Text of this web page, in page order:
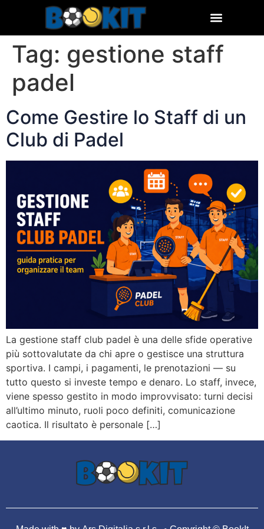
Tag: gestione staff
padel
Come Gestire lo Staff di un
Club di Padel
La gestione staff club padel è una delle sfide operative
più sottovalutate da chi apre o gestisce una struttura
sportiva. I campi, i pagamenti, le prenotazioni — su
tutto questo si investe tempo e denaro. Lo staff, invece,
viene spesso gestito in modo improvvisato: turni decisi
all’ultimo minuto, ruoli poco definiti, comunicazione
caotica. Il risultato è personale […]